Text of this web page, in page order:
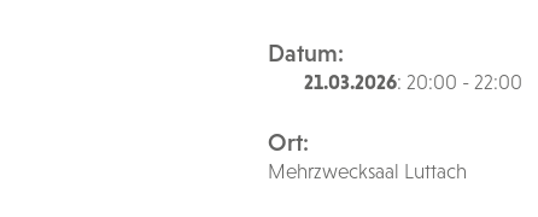
Datum:
21.03.2026: 20:00 - 22:00
Ort:
Mehrzwecksaal Luttach